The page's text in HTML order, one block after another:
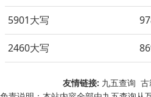
5901大写
2460大写
友情链接: 九五查询 古